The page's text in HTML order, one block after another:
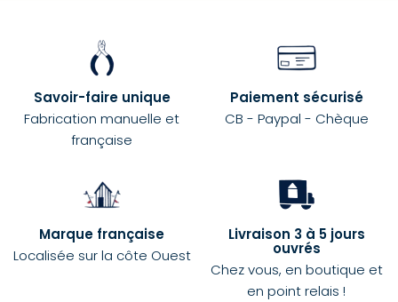
Savoir-faire unique
Fabrication manuelle et
française
Paiement sécurisé
CB - Paypal - Chèque
Marque française
Localisée sur la côte Ouest
Livraison 3 à 5 jours
ouvrés
Chez vous, en boutique et
en point relais !